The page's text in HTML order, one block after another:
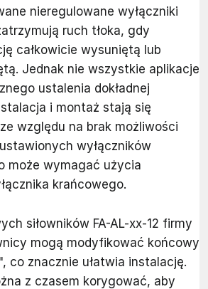
nieregulowane wyłączniki
ruch tłoka, gdy
całkowicie wysuniętą lub
Jednak nie wszystkie aplikacje
ustalenia dokładnej
i montaż stają się
względu na brak możliwości
wyłączników
może wymagać użycia
krańcowego.
siłowników FA-AL-xx-12 firmy
mogą modyfikować końcowy
co znacznie ułatwia instalację.
z czasem korygować, aby